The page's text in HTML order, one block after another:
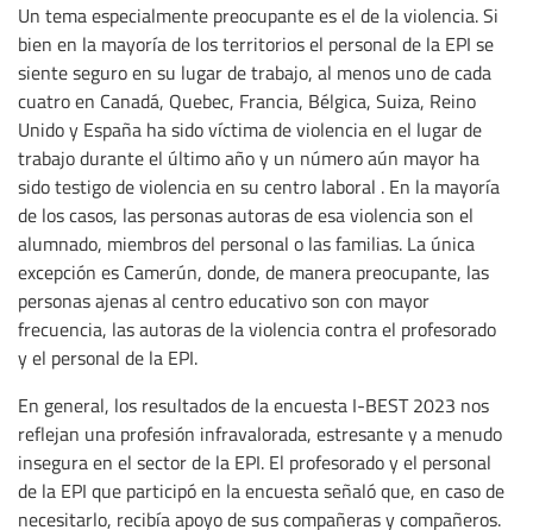
Un tema especialmente preocupante es el de la violencia. Si
bien en la mayoría de los territorios el personal de la EPI se
siente seguro en su lugar de trabajo, al menos uno de cada
cuatro en Canadá, Quebec, Francia, Bélgica, Suiza, Reino
Unido y España ha sido víctima de violencia en el lugar de
trabajo durante el último año y un número aún mayor ha
sido testigo de violencia en su centro laboral . En la mayoría
de los casos, las personas autoras de esa violencia son el
alumnado, miembros del personal o las familias. La única
excepción es Camerún, donde, de manera preocupante, las
personas ajenas al centro educativo son con mayor
frecuencia, las autoras de la violencia contra el profesorado
y el personal de la EPI.
En general, los resultados de la encuesta I-BEST 2023 nos
reflejan una profesión infravalorada, estresante y a menudo
insegura en el sector de la EPI. El profesorado y el personal
de la EPI que participó en la encuesta señaló que, en caso de
necesitarlo, recibía apoyo de sus compañeras y compañeros.